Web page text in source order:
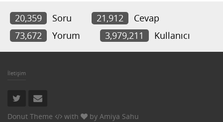
20,359 Soru 21,912
Cevap
73,672
Yorum 3,979,211 Kullanıcı
İletişim
Donut Theme with by Amiya Sahu